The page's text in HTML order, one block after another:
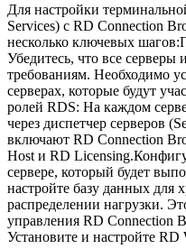
Для настройки
Services) с RD Connection
несколько ключевых
Убедитесь, что все серверы
требованиям. Необходимо
серверах, которые будут
ролей RDS: На каждом
через диспетчер серверов
включают RD Connection
Host и RD
сервере, который будет
настройте базу данных для
распределении нагрузки.
управления RD Connection
Установите и настройте RD